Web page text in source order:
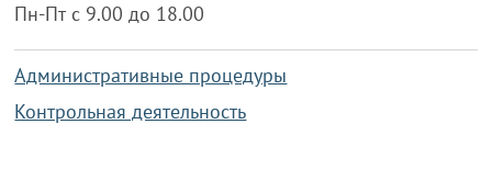
Пн-Пт с 9.00 до 18.00
Административные процедуры
Контрольная деятельность